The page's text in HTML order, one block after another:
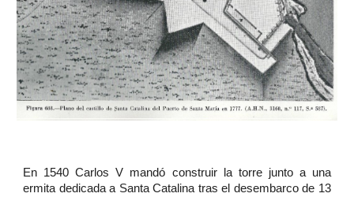
En 1540 Carlos V mandó construir la torre junto a una
ermita dedicada a Santa Catalina tras el desembarco de 13